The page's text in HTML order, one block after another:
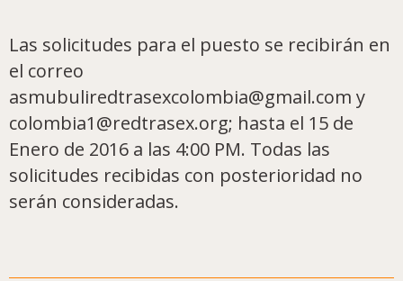
Las solicitudes para el puesto se recibirán en
el correo
asmubuliredtrasexcolombia@gmail.com y
colombia1@redtrasex.org; hasta el 15 de
Enero de 2016 a las 4:00 PM. Todas las
solicitudes recibidas con posterioridad no
serán consideradas.